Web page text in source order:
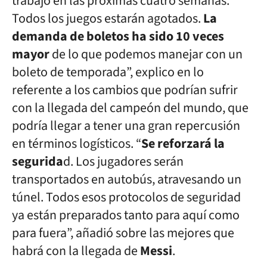
Todos los juegos estarán agotados.La
demanda de boletos ha sido 10 veces
mayorde lo que podemos manejar con un
boleto de temporada”, explico en lo
referente a los cambios que podrían sufrir
con la llegada del campeón del mundo, que
podría llegar a tener una gran repercusión
en términos logísticos. “Se reforzará la
seguridad. Los jugadores serán
transportados en autobús, atravesando un
túnel. Todos esos protocolos de seguridad
ya están preparados tanto para aquí como
para fuera”, añadió sobre las mejores que
habrá con la llegada deMessi.